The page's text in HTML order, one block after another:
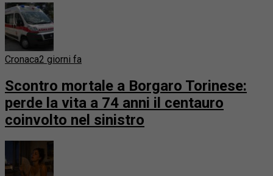
Cronaca2 giorni fa
Scontro mortale a Borgaro Torinese:
perde la vita a 74 anni il centauro
coinvolto nel sinistro